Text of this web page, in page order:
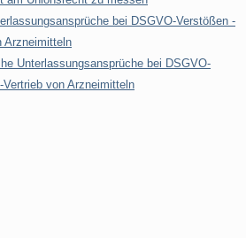
bei DSGVO-Verstößen -
Arzneimitteln
Unterlassungsansprüche bei DSGVO-
von Arzneimitteln